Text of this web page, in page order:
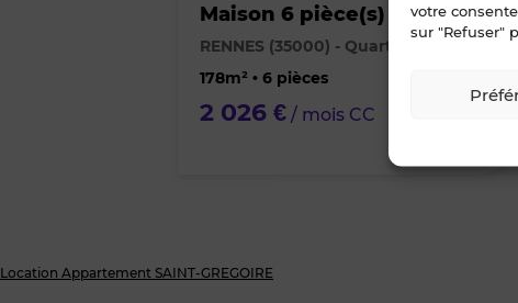
votre
sur "Refuser"
Maison 6 pièce(s)
RENNES (35000) - Quartier Thabor
178m² • 6 pièces
2 026 € / mois CC
Location Appartement SAINT-GREGOIRE